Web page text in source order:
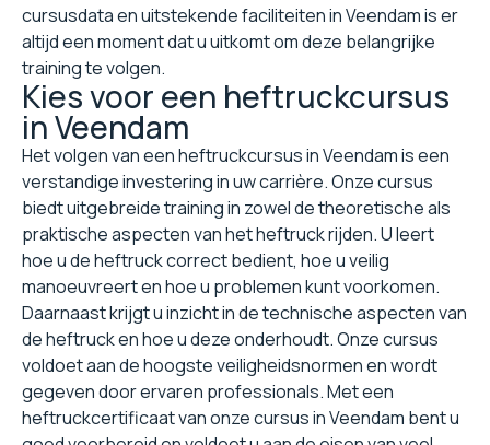
cursusdata en uitstekende faciliteiten in Veendam is er
altijd een moment dat u uitkomt om deze belangrijke
training te volgen.
Kies voor een heftruckcursus
in Veendam
Het volgen van een heftruckcursus in Veendam is een
verstandige investering in uw carrière. Onze cursus
biedt uitgebreide training in zowel de theoretische als
praktische aspecten van het heftruck rijden. U leert
hoe u de heftruck correct bedient, hoe u veilig
manoeuvreert en hoe u problemen kunt voorkomen.
Daarnaast krijgt u inzicht in de technische aspecten van
de heftruck en hoe u deze onderhoudt. Onze cursus
voldoet aan de hoogste veiligheidsnormen en wordt
gegeven door ervaren professionals. Met een
heftruckcertificaat van onze cursus in Veendam bent u